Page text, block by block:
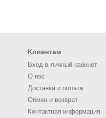
Клиентам
Вход в личный кабинет
О нас
Доставка и оплата
Обмен и возврат
Контактная информация